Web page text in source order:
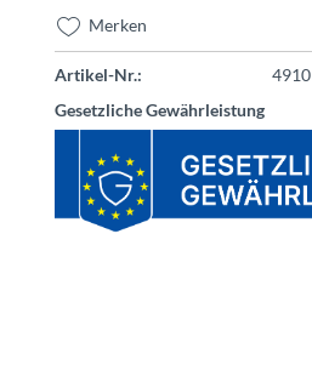
Merken
Artikel-Nr.:
4910
Gesetzliche Gewährleistung